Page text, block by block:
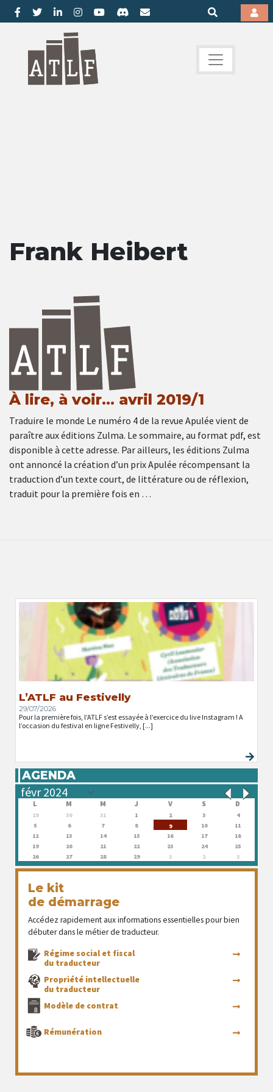
Frank Heibert
À lire, à voir… avril 2019/1
Traduire le monde Le numéro 4 de la revue Apulée vient de
paraître aux éditions Zulma. Le sommaire, au format pdf, est
disponible à cette adresse. Par ailleurs, les éditions Zulma
ont annoncé la création d’un prix Apulée récompensant la
traduction d’un texte court, de littérature ou de réflexion,
traduit pour la première fois en …
L’ATLF au Festivelly
29/07/2026
Pour la première fois, l’ATLF s’est essayée à l’exercice du live Instagram ! A
l’occasion du festival en ligne Festivelly, [...]
AGENDA
L M M J V S D
29 30 31 1 2 3
4
5
6 7 8 9 10
11
12
13 14 15 16 17
18
19
20 21 22 23 24
25
26
27 28 29 1 2 3
Le kit
de démarrage
Accédez rapidement aux informations essentielles pour bien
débuter dans le métier de traducteur.
Régime social et fiscal
du traducteur
Propriété intellectuelle
du traducteur
Modèle de contrat
Rémunération